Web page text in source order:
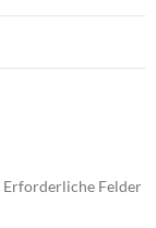
Erforderliche Felder